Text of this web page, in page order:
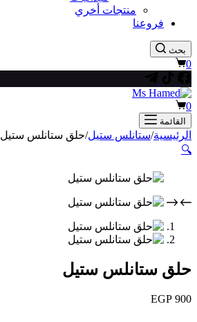
منتجات أخري
فروعنا
بحث
عربة
0
عربة
التسوق
0
القائمة
الرئيسية/ستانلس ستيل/حلق ستانلس ستيل
🔍
حلق ستانلس ستيل
EGP 900